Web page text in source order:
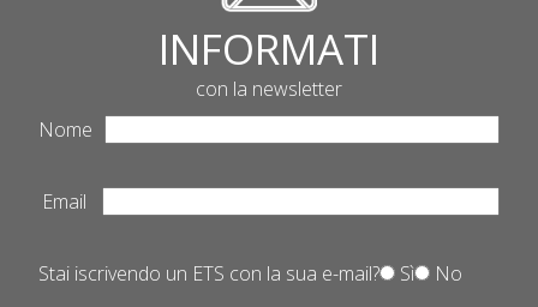
INFORMATI
con la newsletter
Nome
Email
Stai iscrivendo un ETS con la sua e-mail? Sì No